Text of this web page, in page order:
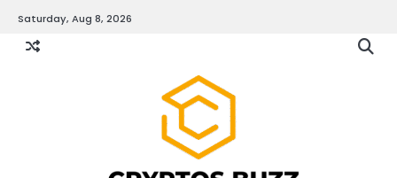
content
Saturday, Aug 8, 2026